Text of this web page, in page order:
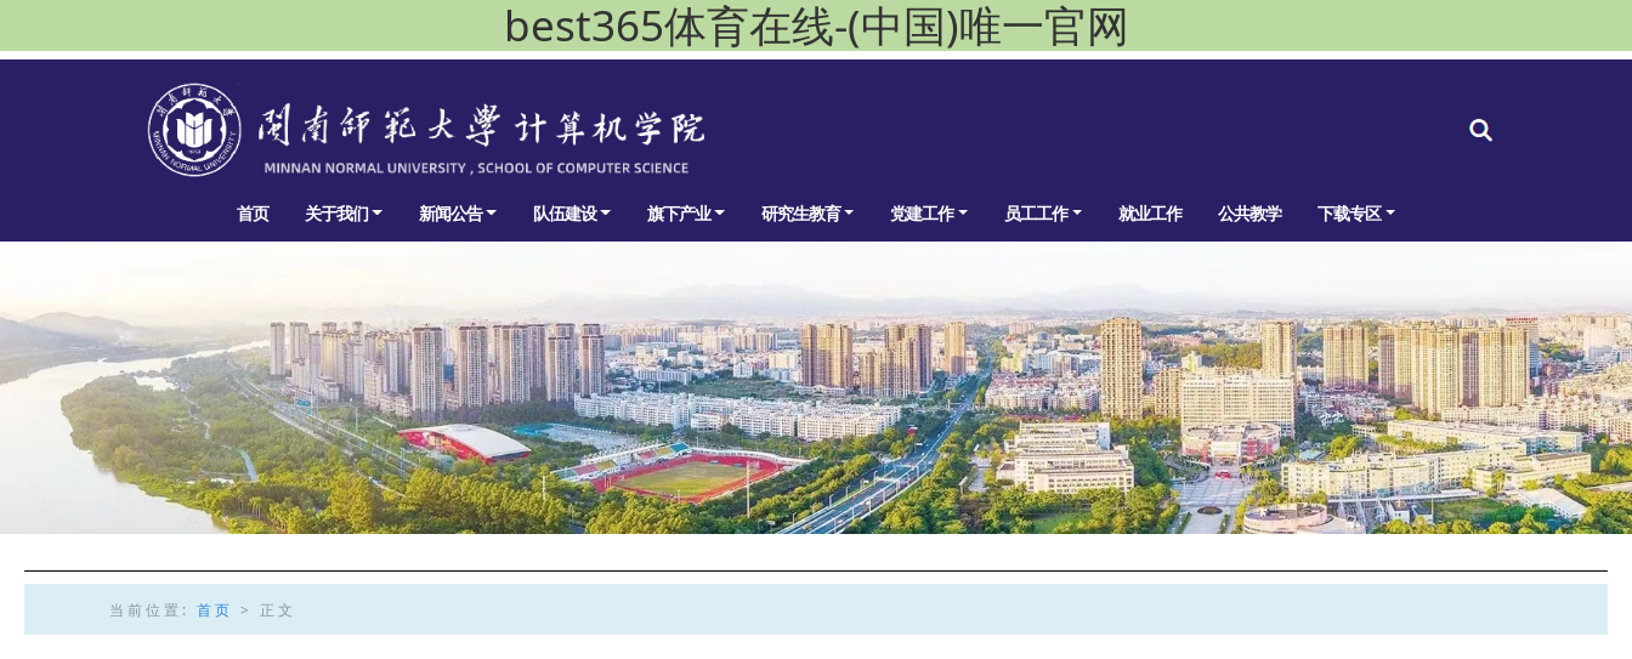
best365体育在线-(中国)唯一官网
首页 关于我们 新闻公告 队伍建设 旗下产业 研究生教育 党建工作 员工工作 就业工作 公共教学 下载专区
当前位置: 首页 > 正文